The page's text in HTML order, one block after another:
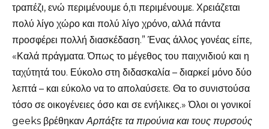
τραπέζι, ενώ περιμένουμε ό,τι περιμένουμε. Χρειάζεται
πολύ λίγο χώρο και πολύ λίγο χρόνο, αλλά πάντα
προσφέρει πολλή διασκέδαση.” Ένας άλλος γονέας είπε,
«Καλά πράγματα. Όπως το μέγεθος του παιχνιδιού και η
ταχύτητά του. Εύκολο στη διδασκαλία – διαρκεί μόνο δύο
λεπτά – και εύκολο να το απολαύσετε. Θα το συνιστούσα
τόσο σε οικογένειες όσο και σε ενήλικες.» Όλοι οι γονικοί
geeks βρέθηκαν Αρπάξτε τα πιρούνια και τους πυρσούς